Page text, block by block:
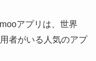
アプリは、世界
者がいる人気のアプ